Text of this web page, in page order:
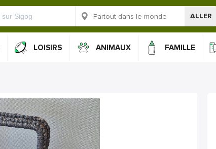
ALLER
LOISIRS ANIMAUX FAMILLE